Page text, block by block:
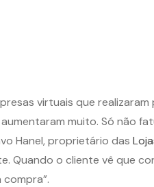
virtuais que
muito. Só não
Hanel, proprietário das
Quando o cliente vê que